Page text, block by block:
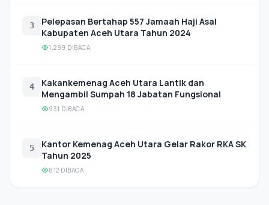
3
Pelepasan Bertahap 557 Jamaah Haji Asal
Kabupaten Aceh Utara Tahun 2024
1,299 DIBACA
4
Kakankemenag Aceh Utara Lantik dan
Mengambil Sumpah 18 Jabatan Fungsional
931 DIBACA
5
Kantor Kemenag Aceh Utara Gelar Rakor RKA SK
Tahun 2025
812 DIBACA